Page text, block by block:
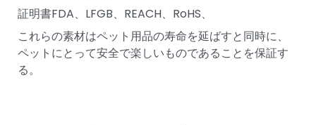
証明書FDA、LFGB、REACH、RoHS、
これらの素材はペット用品の寿命を延ばすと同時に、
ペットにとって安全で楽しいものであることを保証す
る。